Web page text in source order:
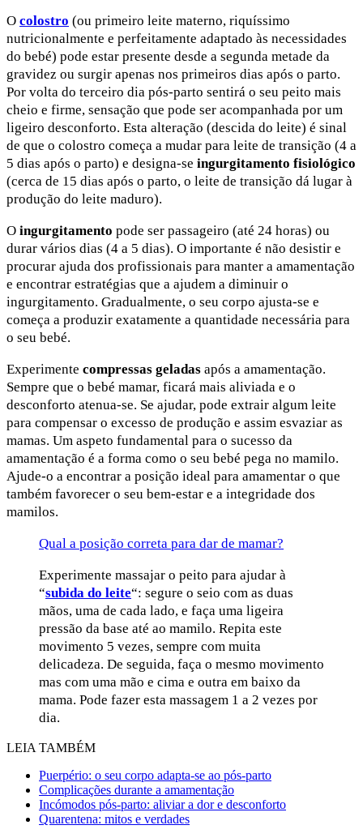
O colostro (ou primeiro leite materno, riquíssimo
nutricionalmente e perfeitamente adaptado às necessidades
do bebé) pode estar presente desde a segunda metade da
gravidez ou surgir apenas nos primeiros dias após o parto.
Por volta do terceiro dia pós-parto sentirá o seu peito mais
cheio e firme, sensação que pode ser acompanhada por um
ligeiro desconforto. Esta alteração (descida do leite) é sinal
de que o colostro começa a mudar para leite de transição (4 a
5 dias após o parto) e designa-se ingurgitamento fisiológico
(cerca de 15 dias após o parto, o leite de transição dá lugar à
produção do leite maduro).
O ingurgitamento pode ser passageiro (até 24 horas) ou
durar vários dias (4 a 5 dias). O importante é não desistir e
procurar ajuda dos profissionais para manter a amamentação
e encontrar estratégias que a ajudem a diminuir o
ingurgitamento. Gradualmente, o seu corpo ajusta-se e
começa a produzir exatamente a quantidade necessária para
o seu bebé.
Experimente compressas geladas após a amamentação.
Sempre que o bebé mamar, ficará mais aliviada e o
desconforto atenua-se. Se ajudar, pode extrair algum leite
para compensar o excesso de produção e assim esvaziar as
mamas. Um aspeto fundamental para o sucesso da
amamentação é a forma como o seu bebé pega no mamilo.
Ajude-o a encontrar a posição ideal para amamentar o que
também favorecer o seu bem-estar e a integridade dos
mamilos.
Qual a posição correta para dar de mamar?
Experimente massajar o peito para ajudar à
“subida do leite“: segure o seio com as duas
mãos, uma de cada lado, e faça uma ligeira
pressão da base até ao mamilo. Repita este
movimento 5 vezes, sempre com muita
delicadeza. De seguida, faça o mesmo movimento
mas com uma mão e cima e outra em baixo da
mama. Pode fazer esta massagem 1 a 2 vezes por
dia.
LEIA TAMBÉM
​Puerpério: o seu corpo adapta-se ao pós-parto
Complicações durante a amamentação
Incómodos pós-parto: aliviar a dor e desconforto
Quarentena: mitos e verdades